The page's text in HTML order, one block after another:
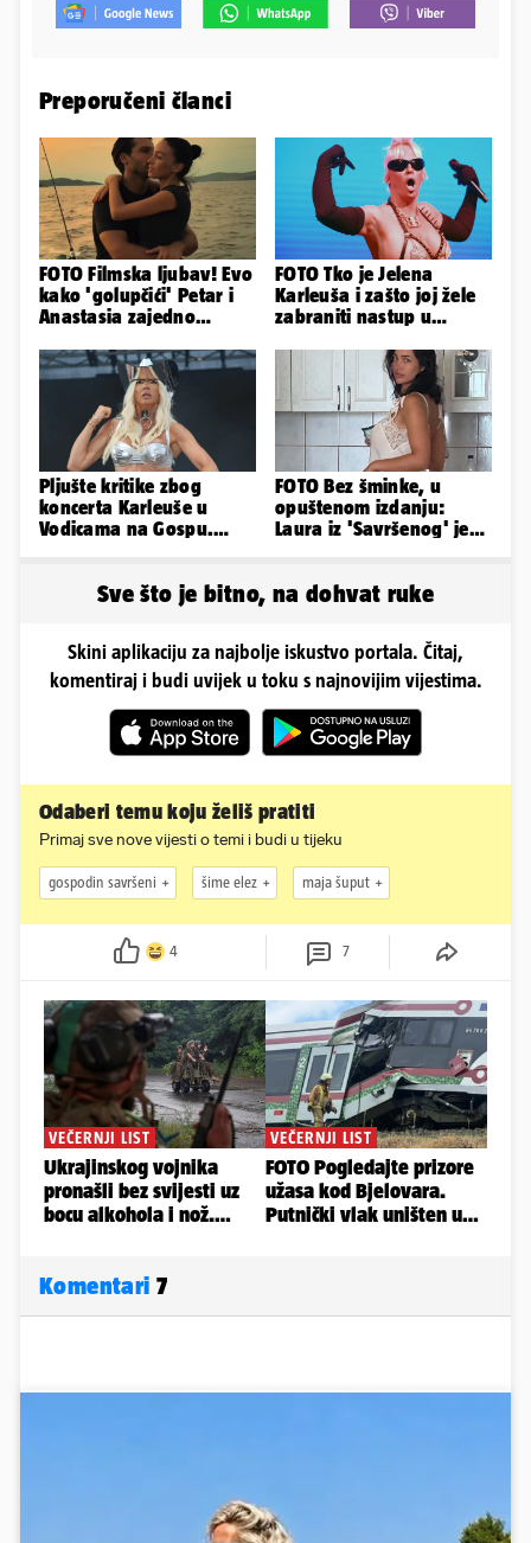
Preporučeni članci
FOTO Filmska ljubav! Evo
kako 'golupčići' Petar i
Anastasia zajedno
FOTO Tko je Jelena
Karleuša i zašto joj žele
zabraniti nastup u
Pljušte kritike zbog
koncerta Karleuše u
Vodicama na Gospu.
FOTO Bez šminke, u
opuštenom izdanju:
Laura iz 'Savršenog' je
Sve što je bitno, na dohvat ruke
Skini aplikaciju za najbolje iskustvo portala. Čitaj,
komentiraj i budi uvijek u toku s najnovijim vijestima.
Odaberi temu koju želiš pratiti
Primaj sve nove vijesti o temi i budi u tijeku
gospodin savršeni šime elez maja šuput
4 7
Komentari 7